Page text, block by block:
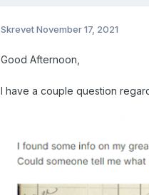
SkrevetNovember 17, 2021
Good Afternoon,
I have a couple question